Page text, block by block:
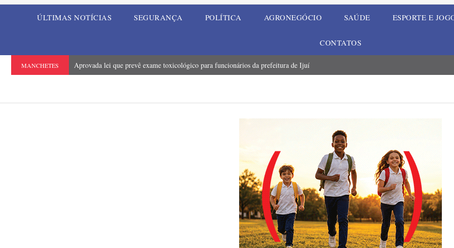
ÚLTIMAS NOTÍCIAS SEGURANÇA POLÍTICA AGRONEGÓCIO SAÚDE ESPORTE E
CONTATOS
MANCHETES Aprovada lei que prevê exame toxicológico para funcionários da prefeitura de Ijuí